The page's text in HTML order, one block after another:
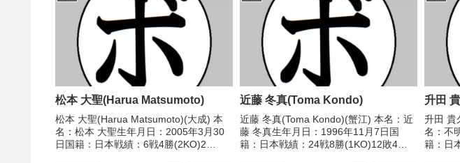
松本 大聖(Harua Matsumoto)
松本 大聖(Harua Matsumoto)(大成) 本
名：松本 大聖生年月日：2005年3月30
日国籍：日本戦績：6戦4勝(2KO)2
近藤 冬真(Toma Kondo)
近藤 冬真(Toma Kondo)(蟹江) 本名：近
藤 冬真生年月日：1996年11月7日国
籍：日本戦績：24戦8勝(1KO)12敗4
升田
升田 貴
名：不
籍：日